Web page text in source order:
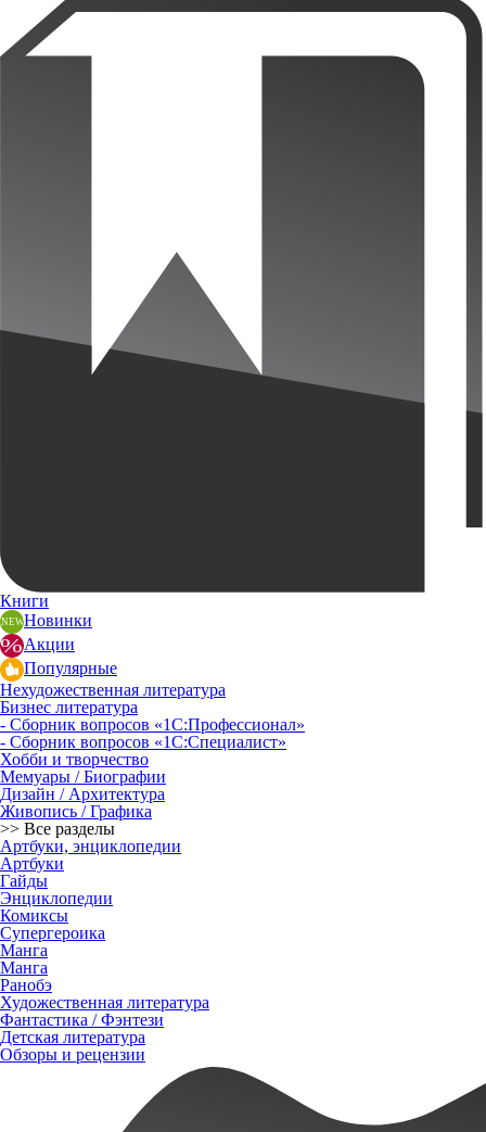
Книги
Новинки
Акции
Популярные
Нехудожественная литература
Бизнес литература
- Сборник вопросов «1С:Профессионал»
- Сборник вопросов «1С:Специалист»
Хобби и творчество
Мемуары / Биографии
Дизайн / Архитектура
Живопись / Графика
>> Все разделы
Артбуки, энциклопедии
Артбуки
Гайды
Энциклопедии
Комиксы
Супергероика
Манга
Манга
Ранобэ
Художественная литература
Фантастика / Фэнтези
Детская литература
Обзоры и рецензии